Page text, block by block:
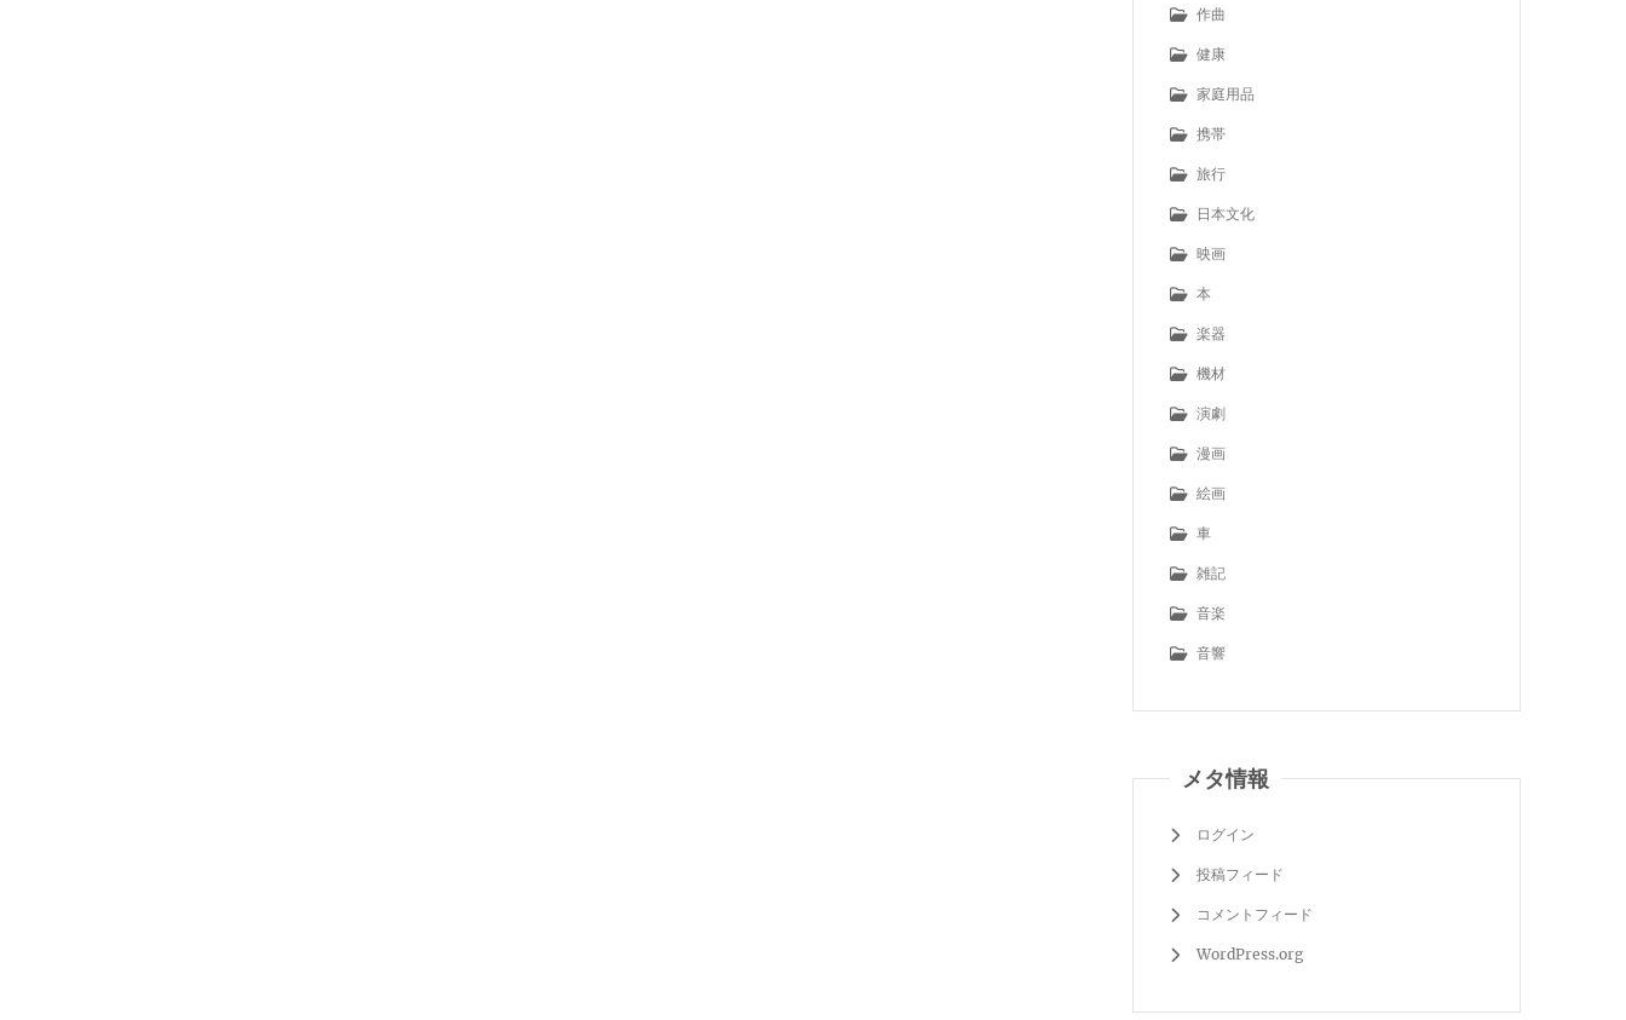
作曲
健康
家庭用品
携帯
旅行
日本文化
映画
本
楽器
機材
演劇
漫画
絵画
車
雑記
音楽
音響
メタ情報
ログイン
投稿フィード
コメントフィード
WordPress.org